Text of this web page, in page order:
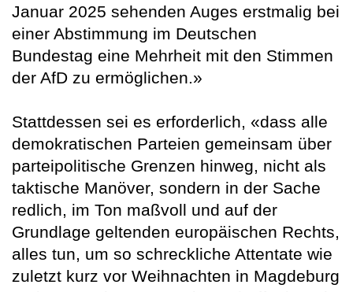
Januar 2025 sehenden Auges erstmalig bei
einer Abstimmung im Deutschen
Bundestag eine Mehrheit mit den Stimmen
der AfD zu ermöglichen.»
Stattdessen sei es erforderlich, «dass alle
demokratischen Parteien gemeinsam über
parteipolitische Grenzen hinweg, nicht als
taktische Manöver, sondern in der Sache
redlich, im Ton maßvoll und auf der
Grundlage geltenden europäischen Rechts,
alles tun, um so schreckliche Attentate wie
zuletzt kurz vor Weihnachten in Magdeburg